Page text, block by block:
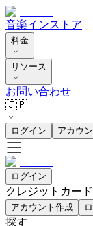
音楽インストア
料金
リソース
お問い合わせ
🇯🇵
ログイン アカウ
ログイン
クレジットカー
アカウント作成
探す